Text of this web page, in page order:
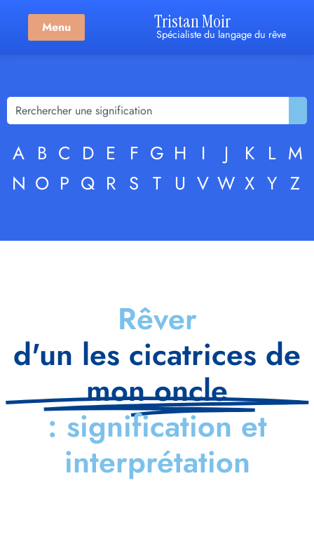
Menu Tristan Moir
Spécialiste du langage du rêve
A B C D E F G H I J K L M
N O P Q R S T U V W X Y Z
Rêver
d'un les cicatrices de
mon oncle
: signification et
interprétation